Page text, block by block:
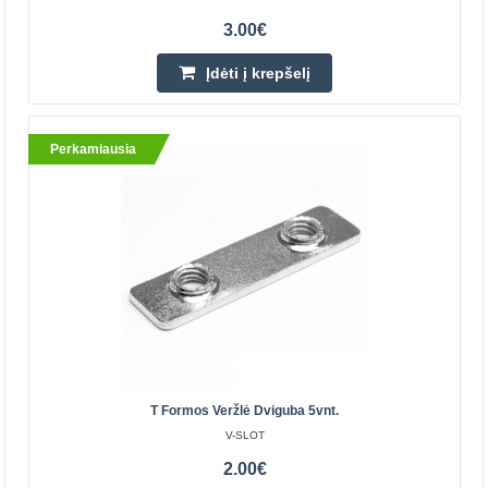
Projektavimas naudojant V-Slot yra panašus į darbą su
mediena. Galite supjaustyti profilius reikiamo ilgio,
naudojant specialias jungtis sujungti viską i bendrą..
Parduotuvėje Vilniuje YRA
3.00€
Įdėti į krepšelį
Perkamiausia
T Formos Veržlė Dviguba 5vnt.
V-SLOT
2.00€